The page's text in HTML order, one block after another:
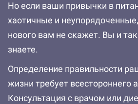
Но если ваши привычки в
хаотичные и неупорядоченные,
нового вам не скажет. Вы и
знаете.
Определение правильности
жизни требует всестороннего
Консультация с врачом или